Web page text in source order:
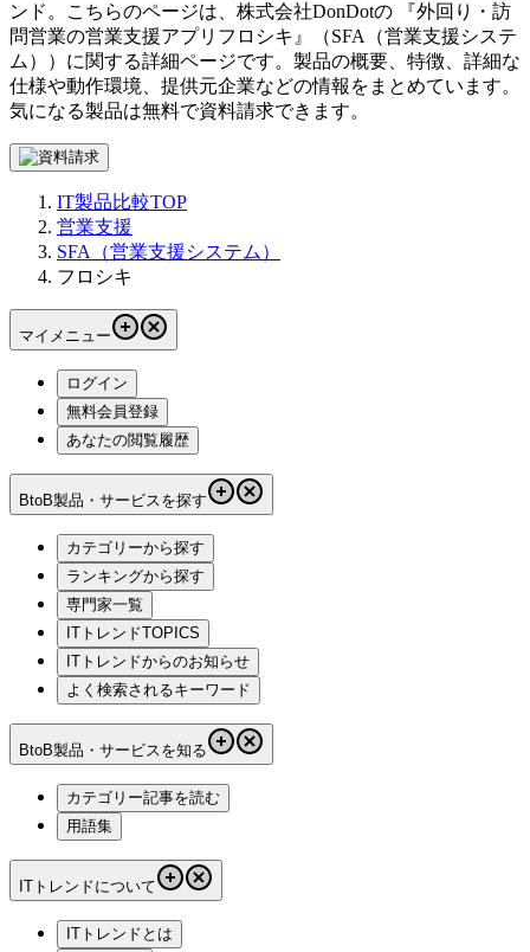
ンド。こちらのページは、 株式会社DonDotの 『外回り・訪
問営業の営業支援アプリ フロシキ 』（SFA（営業支援システ
ム）
）に関する詳細ページです。製品の概要、特徴、詳細な
仕様や動作環境、提供元企業などの情報をまとめています。
気になる製品は無料で資料請求できます。
IT製品比較TOP
営業支援
SFA（営業支援システム）
フロシキ
マイメニュー
ログイン
無料会員登録
あなたの閲覧履歴
BtoB製品・サービスを探す
カテゴリーから探す
ランキングから探す
専門家一覧
ITトレンドTOPICS
ITトレンドからのお知らせ
よく検索されるキーワード
BtoB製品・サービスを知る
カテゴリー記事を読む
用語集
ITトレンドについて
ITトレンドとは